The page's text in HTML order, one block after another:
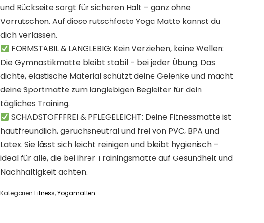
und Rückseite sorgt für sicheren Halt – ganz ohne
Verrutschen. Auf diese rutschfeste Yoga Matte kannst du
dich verlassen.
FORMSTABIL & LANGLEBIG: Kein Verziehen, keine Wellen:
Die Gymnastikmatte bleibt stabil – bei jeder Übung. Das
dichte, elastische Material schützt deine Gelenke und macht
deine Sportmatte zum langlebigen Begleiter für dein
tägliches Training.
SCHADSTOFFFREI & PFLEGELEICHT: Deine Fitnessmatte ist
hautfreundlich, geruchsneutral und frei von PVC, BPA und
Latex. Sie lässt sich leicht reinigen und bleibt hygienisch –
ideal für alle, die bei ihrer Trainingsmatte auf Gesundheit und
Nachhaltigkeit achten.
Kategorien Fitness,Yogamatten